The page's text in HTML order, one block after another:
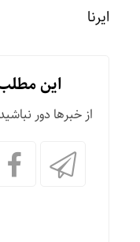
ایرنا
این
از خبرها دور